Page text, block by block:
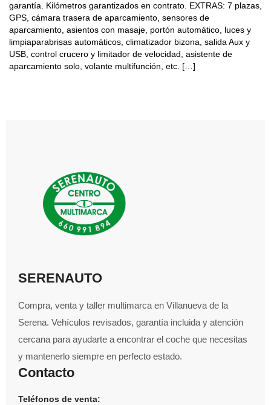
garantía. Kilómetros garantizados en contrato. EXTRAS: 7 plazas,
GPS, cámara trasera de aparcamiento, sensores de
aparcamiento, asientos con masaje, portón automático, luces y
limpiaparabrisas automáticos, climatizador bizona, salida Aux y
USB, control crucero y limitador de velocidad, asistente de
aparcamiento solo, volante multifunción, etc. […]
SERENAUTO
Compra, venta y taller multimarca en Villanueva de la
Serena. Vehículos revisados, garantía incluida y atención
cercana para ayudarte a encontrar el coche que necesitas
y mantenerlo siempre en perfecto estado.
Contacto
Teléfonos de venta: